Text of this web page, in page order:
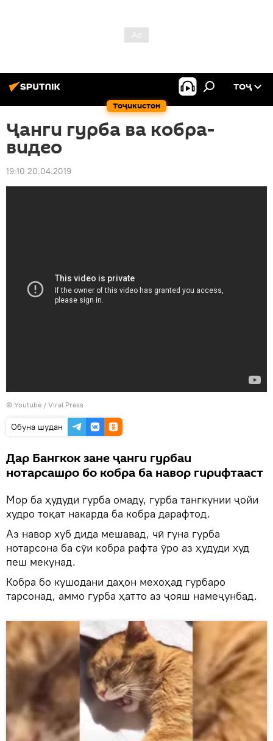
Тоҷикистон
ТОҶ
Ҷанги гурба ва кобра-
видео
19:10 20.04.2019
© Youtube / Viral Press
Обуна шудан
Дар Бангкок зане ҷанги гурбаи
нотарсашро бо кобра ба навор гирифтааст
Мор ба ҳудуди гурба омаду, гурба тангкунии ҷойи
худро тоқат накарда ба кобра дарафтод.
Аз навор хуб дида мешавад, чӣ гуна гурба
нотарсона ба сӯи кобра рафта ӯро аз ҳудуди худ
пеш мекунад.
Кобра бо кушодани даҳон мехоҳад гурбаро
тарсонад, аммо гурба ҳатто аз ҷояш намеҷунбад.